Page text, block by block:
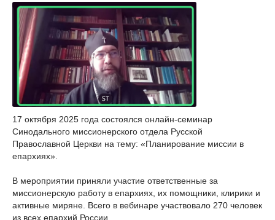
17 октября 2025 года состоялся онлайн-семинар
Синодального миссионерского отдела Русской
Православной Церкви на тему: «Планирование миссии в
епархиях».
В мероприятии приняли участие ответственные за
миссионерскую работу в епархиях, их помощники, клирики и
активные миряне. Всего в вебинаре участвовало 270 человек
из всех епархий России.